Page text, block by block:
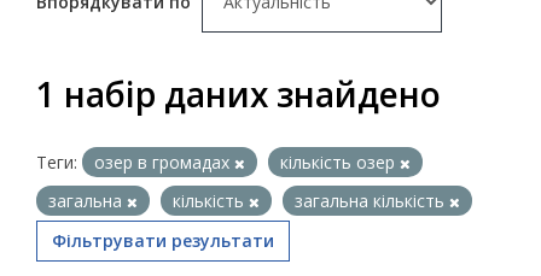
1 набір даних знайдено
Теги: озер в громадах
кількість озер
загальна
кількість
загальна кількість
Фільтрувати результати